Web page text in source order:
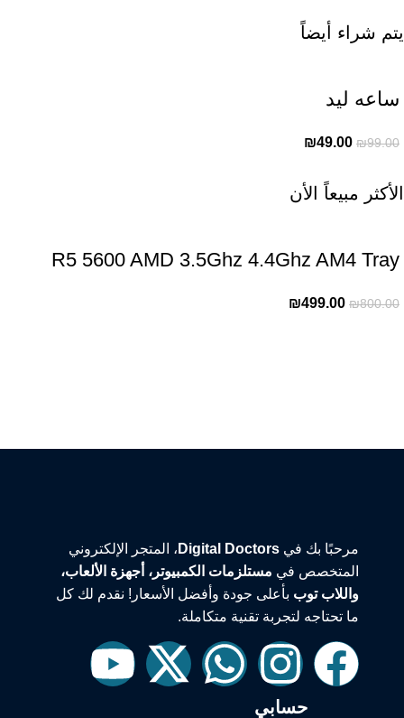
يتم شراء أيضاً
ساعه ليد
₪99.00
₪49.00
الأكثر مبيعاً الأن
R5 5600 AMD 3.5Ghz 4.4Ghz AM4 Tray
₪800.00
₪499.00
مرحبًا بك في Digital Doctors ، المتجر الإلكتروني
المتخصص في مستلزمات الكمبيوتر، أجهزة الألعاب،
واللاب توب بأعلى جودة وأفضل الأسعار! نقدم لك كل
ما تحتاجه لتجربة تقنية متكاملة.
حسابي